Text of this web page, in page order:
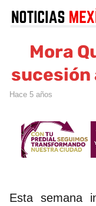
Mora
sucesión
hace 5 años
Esta semana